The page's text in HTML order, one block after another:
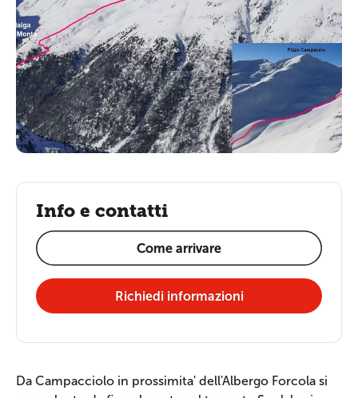
Da Campacciolo in prossimita' dell'Albergo Forcola si
Info e contatti
Come arrivare
Richiedi informazioni